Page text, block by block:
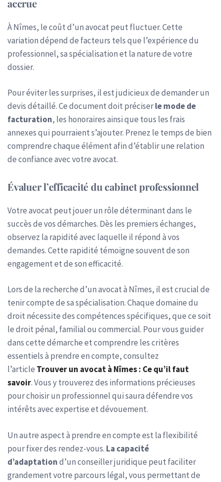
accrue
À Nîmes, le coût d’un avocat peut fluctuer. Cette
variation dépend de facteurs tels que l’expérience du
professionnel, sa spécialisation et la nature de votre
dossier.
Pour éviter les surprises, il est judicieux de demander un
devis détaillé. Ce document doit préciserle mode de
facturation, les honoraires ainsi que tous les frais
annexes qui pourraient s’ajouter. Prenez le temps de bien
comprendre chaque élément afin d’établir une relation
de confiance avec votre avocat.
Évaluer l’efficacité du cabinet professionnel
Votre avocat peut jouer un rôle déterminant dans le
succès de vos démarches. Dès les premiers échanges,
observez la rapidité avec laquelle il répond à vos
demandes. Cette rapidité témoigne souvent de son
engagement et de son efficacité.
Lors de la recherche d’un avocat à Nîmes, il est crucial de
tenir compte de sa spécialisation. Chaque domaine du
droit nécessite des compétences spécifiques, que ce soit
le droit pénal, familial ou commercial. Pour vous guider
dans cette démarche et comprendre les critères
essentiels à prendre en compte, consultez
l’article Trouver un avocat à Nîmes : Ce qu’il faut
savoir. Vous y trouverez des informations précieuses
pour choisir un professionnel qui saura défendre vos
intérêts avec expertise et dévouement.
Un autre aspect à prendre en compte est la flexibilité
pour fixer des rendez-vous. La capacité
d’adaptationd’un conseiller juridique peut faciliter
grandement votre parcours légal, vous permettant de